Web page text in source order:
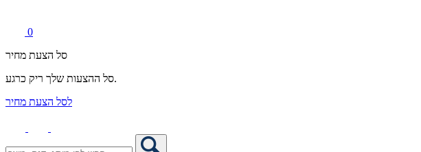
0
סל הצעת מחיר
סל ההצעות שלך ריק כרגע.
לסל הצעת מחיר